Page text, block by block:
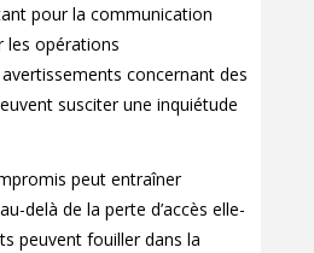
pour la communication
les opérations
concernant des
susciter une inquiétude
peut entraîner
delà de la perte d’accès elle-
peuvent fouiller dans la